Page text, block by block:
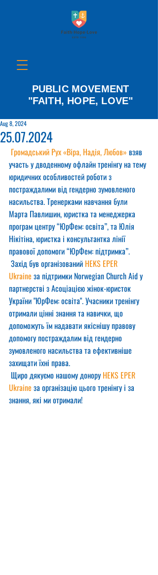
PUBLIC MOVEMENT
"FAITH, HOPE, LOVE"
25.07.2024
Aug 8, 2024
Громадський Рух «Віра, Надія, Любов» взяв
участь у дводенному офлайн тренінгу на тему
юридичних особливостей роботи з
постраждалими від гендерно зумовленого
насильства. Тренерками навчання були
Марта Павлишин, юристка та менеджерка
програм центру “ЮрФем: освіта”, та Юлія
Нікітіна, юристка і консультантка лінії
правової допомоги “ЮрФем: підтримка”.
Захід був організований HEKS EPER
Ukraine за підтримки Norwegian Church Aid у
партнерстві з Асоціацією жінок-юристок
України "ЮрФем: освіта". Учасники тренінгу
отримали цінні знання та навички, що
допоможуть їм надавати якіснішу правову
допомогу постраждалим від гендерно
зумовленого насильства та ефективніше
захищати їхні права.
Щиро дякуємо нашому донору HEKS EPER
Ukraine за організацію цього тренінгу і за
знання, які ми отримали!